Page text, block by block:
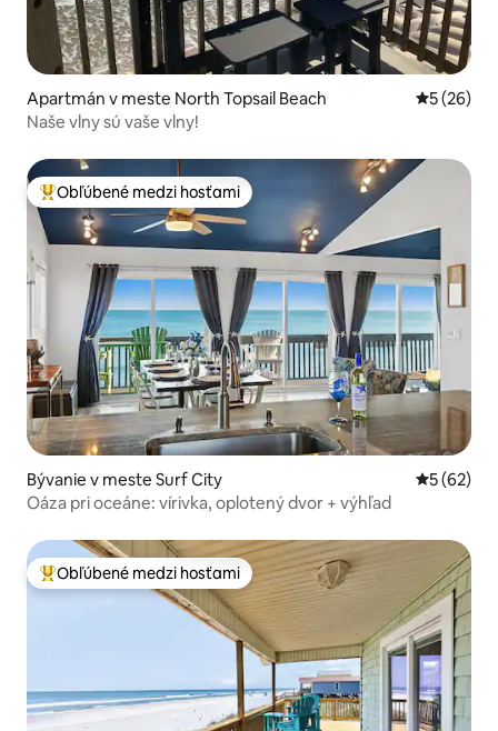
Apartmán v meste North Topsail Beach
5 (26)
Naše vlny sú vaše vlny!
Najobľúbenejšie medzi hosťami
Obľúbené medzi hosťami
Bývanie v meste Surf City
5 (62)
Oáza pri oceáne: vírivka, oplotený dvor + výhľad
Najobľúbenejšie medzi hosťami
Obľúbené medzi hosťami